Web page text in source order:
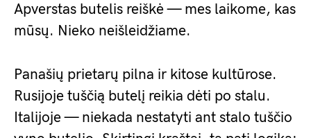
Apverstas butelis reiškė — mes laikome, kas
mūsų. Nieko neišleidžiame.
Panašių prietarų pilna ir kitose kultūrose.
Rusijoje tuščią butelį reikia dėti po stalu.
Italijoje — niekada nestatyti ant stalo tuščio